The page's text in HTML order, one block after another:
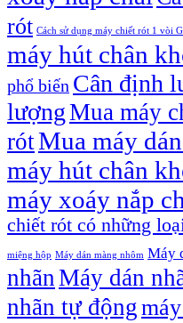
rót Cách sử dụng máy chiết rót 1 vòi
máy hút chân
phổ biến Cân định
lượngMua máy
rótMua máy
máy hút chân
máy xoáy nắp
chiết rót có những
miệng hộp Máy dán màng nhôm Máy
nhãnMáy dán
nhãn tự động